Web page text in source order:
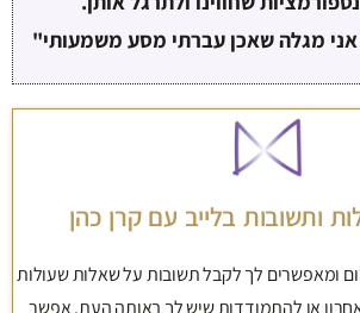
מגלה שאכן עברתי מסע משמעותי"
ותשובות בלייב עם קרן כהן
ומאפשרים לך לקבל תשובות על שאלות שעולות
או להתמודדות שיש לך באותה העת. אפשר